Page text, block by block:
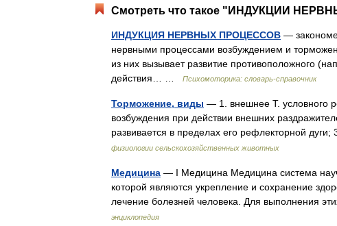
Смотреть что такое "ИНДУКЦИИ
ИНДУКЦИЯ НЕРВНЫХ ПРОЦЕССОВ —
нервными процессами возбуждением и
из них вызывает развитие противоположного
действия… …
Психомоторика: cловарь-справочник
Торможение, виды — 1. внешнее Т. условного
возбуждения при действии внешних
развивается в пределах его рефлекторной
физиологии сельскохозяйственных животных
Медицина — I Медицина Медицина система
которой являются укрепление и сохранение
лечение болезней человека. Для выполнения
энциклопедия